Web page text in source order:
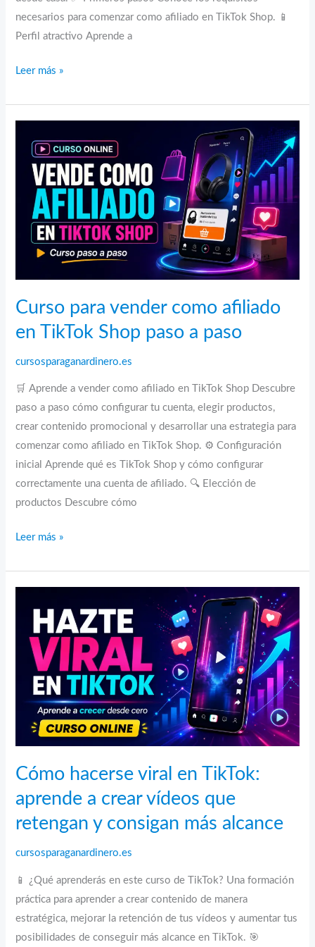
necesarios para comenzar como afiliado en TikTok Shop. 📱
Perfil atractivo Aprende a
TikTok
con
guía
para
empezar
como
afiliado
desde
Leer más »
Curso para vender como afiliado
en TikTok Shop paso a paso
cursosparaganardinero.es
🛒 Aprende a vender como afiliado en TikTok Shop Descubre
paso a paso cómo configurar tu cuenta, elegir productos,
crear contenido promocional y desarrollar una estrategia para
comenzar como afiliado en TikTok Shop. ⚙️ Configuración
inicial Aprende qué es TikTok Shop y cómo configurar
correctamente una cuenta de afiliado. 🔍 Elección de
productos Descubre cómo
Curso
vender
afiliado
TikTok
Shop
paso
Leer más »
Cómo hacerse viral en TikTok:
aprende a crear vídeos que
retengan y consigan más alcance
cursosparaganardinero.es
📱 ¿Qué aprenderás en este curso de TikTok? Una formación
práctica para aprender a crear contenido de manera
estratégica, mejorar la retención de tus vídeos y aumentar tus
posibilidades de conseguir más alcance en TikTok. 🎯